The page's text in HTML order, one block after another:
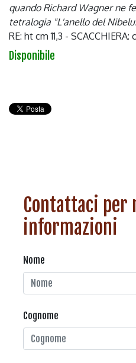
quando Richard Wagner ne
tetralogia "L'anello del
RE: ht cm 11,3 - SCACCHIERA:
Disponibile
Contattaci per
informazioni
Nome
Cognome